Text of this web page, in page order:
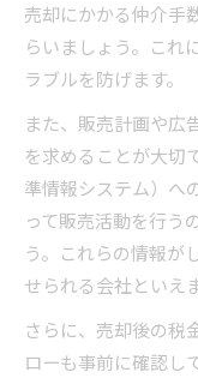
売却にかかる仲介手
らいましょう。これ
ラブルを防げます。
また、販売計画や広
を求めることが大切
準情報システム）へ
って販売活動を行う
う。これらの情報が
せられる会社といえま
さらに、売却後の税
ローも事前に確認し